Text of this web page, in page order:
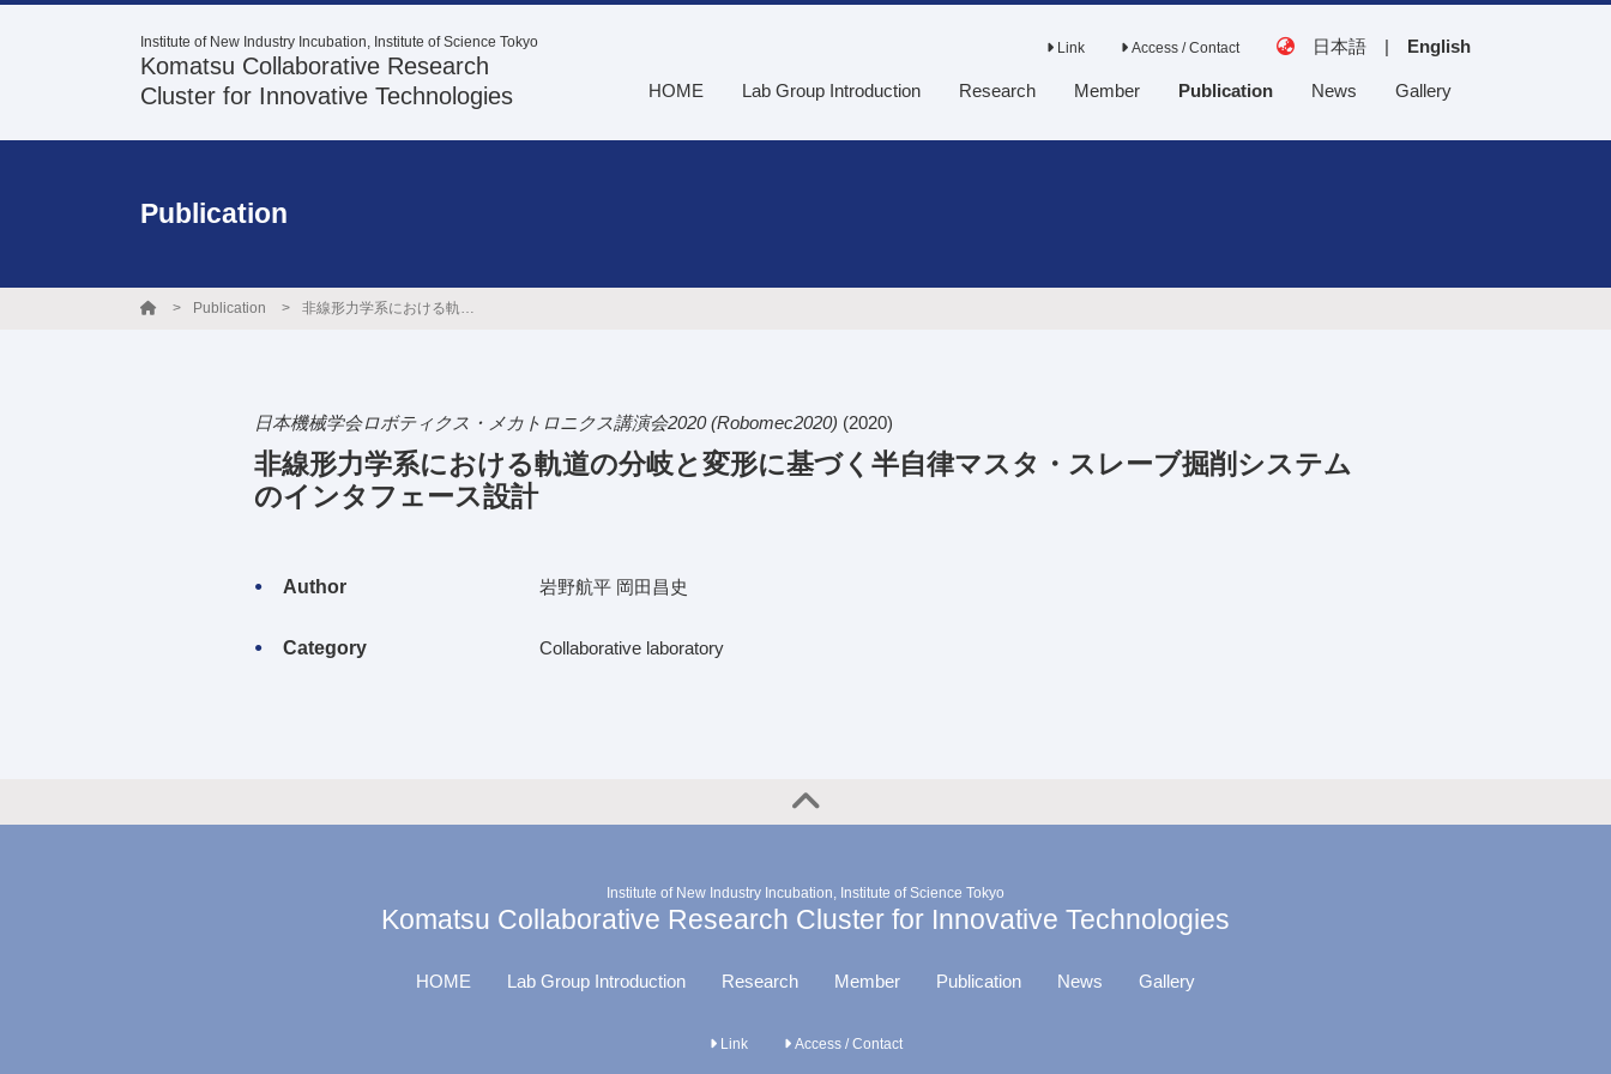
Institute of New Industry Incubation, Institute of Science Tokyo
Komatsu Collaborative Research
Cluster for Innovative Technologies
Link Access / Contact 日本語 | English
HOME Lab Group Introduction Research Member Publication News Gallery
Publication
Publication 非線形力学系における軌道の分岐と変形に基づく半自律マスタ・スレーブ掘削システムのインタフェース設計
日本機械学会ロボティクス・メカトロニクス講演会2020 (Robomec2020) (2020)
非線形力学系における軌道の分岐と変形に基づく半自律マスタ・スレーブ掘削システム
のインタフェース設計
Author 岩野航平 岡田昌史
Category Collaborative laboratory
Institute of New Industry Incubation, Institute of Science Tokyo
Komatsu Collaborative Research Cluster for Innovative Technologies
HOME Lab Group Introduction Research Member Publication News Gallery
Link Access / Contact